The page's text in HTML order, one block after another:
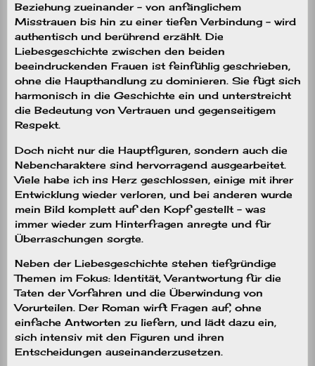
Beziehung zueinander – von anfänglichem
Misstrauen bis hin zu einer tiefen Verbindung – wird
authentisch und berührend erzählt. Die
Liebesgeschichte zwischen den beiden
beeindruckenden Frauen ist feinfühlig geschrieben,
ohne die Haupthandlung zu dominieren. Sie fügt sich
harmonisch in die Geschichte ein und unterstreicht
die Bedeutung von Vertrauen und gegenseitigem
Respekt.
Doch nicht nur die Hauptfiguren, sondern auch die
Nebencharaktere sind hervorragend ausgearbeitet.
Viele habe ich ins Herz geschlossen, einige mit ihrer
Entwicklung wieder verloren, und bei anderen wurde
mein Bild komplett auf den Kopf gestellt – was
immer wieder zum Hinterfragen anregte und für
Überraschungen sorgte.
Neben der Liebesgeschichte stehen tiefgründige
Themen im Fokus: Identität, Verantwortung für die
Taten der Vorfahren und die Überwindung von
Vorurteilen. Der Roman wirft Fragen auf, ohne
einfache Antworten zu liefern, und lädt dazu ein,
sich intensiv mit den Figuren und ihren
Entscheidungen auseinanderzusetzen.